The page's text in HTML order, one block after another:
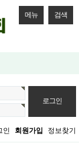
메뉴 검색
인 회원가입 정보찾기